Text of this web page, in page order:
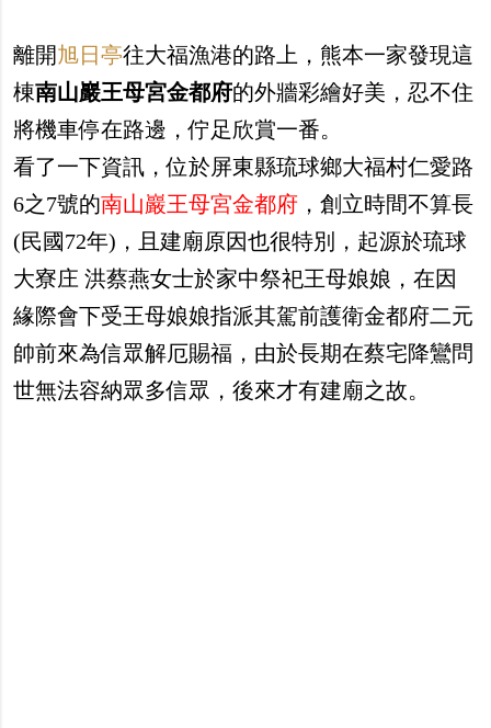
離開旭日亭往大福漁港的路上，熊本一家發現這
棟南山巖王母宮金都府的外牆彩繪好美，忍不住
將機車停在路邊，佇足欣賞一番。
看了一下資訊，位於屏東縣琉球鄉大福村仁愛路
6之7號的南山巖王母宮金都府 ，創立時間不算長
(民國72年)，且建廟原因也很特別，起源於琉球
大寮庄 洪蔡燕女士於家中祭祀王母娘娘，在因
緣際會下受王母娘娘指派其駕前護衛金都府二元
帥前來為信眾解厄賜福，由於長期在蔡宅降鸞問
世無法容納眾多信眾，後來才有建廟之故。